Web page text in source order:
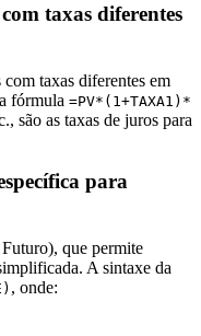
taxas diferentes
taxas diferentes em
fórmula =PV*(1+TAXA1)*
são as taxas de juros para
para
que permite
A sintaxe da
, onde: